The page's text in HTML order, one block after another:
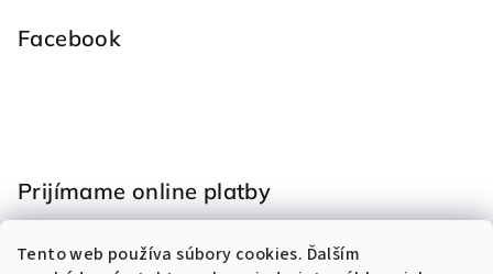
Tento web používa súbory cookies. Ďalším
Facebook
Prijímame online platby